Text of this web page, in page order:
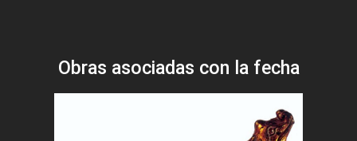
Obras asociadas con la fecha